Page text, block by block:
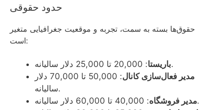
حدود حقوقی
حقوق‌ها بسته به سمت، تجربه و موقعیت جغرافیایی متغیر
است:
باریستا: 20,000 تا 25,000 دلار سالیانه.
مدیر فعال‌سازی کانال
: 50,000 تا 70,000 دلار
سالیانه.
مدیر فروشگاه: 40,000 تا 60,000 دلار سالیانه.